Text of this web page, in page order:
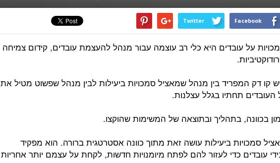
Facebook
Twitter
על עובדים היא כלי רב עוצמה עבור מנהל להעצמת עובדים, קידום צמיחה
קו דק המפריד בין מנהל שמאציל סמכויות ביעילות לבין מנהל שפשוט מטיל את
העובדים תחתיו בגלל עצלנות.
בכוונה, בתהליך ובתוצאה של המשימות שהוקצו.
סמכויות ביעילות עושה זאת מתוך כוונה אסטרטגית ברורה. הוא מפקיד
עובדים כדי לעזור להם לפתח מיומנויות חדשות, לקחת על עצמם יותר אחריות